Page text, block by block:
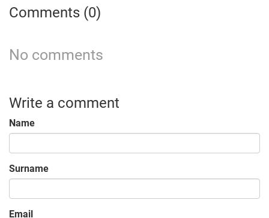
Comments (0)
No comments
Write a comment
Name
Surname
Email